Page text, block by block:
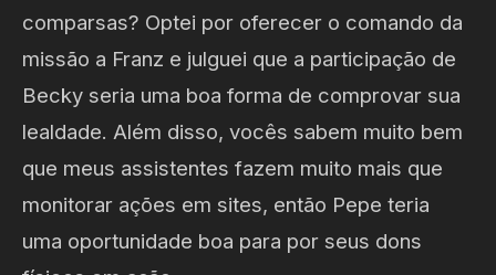
comparsas? Optei por oferecer o comando da
missão a Franz e julguei que a participação de
Becky seria uma boa forma de comprovar sua
lealdade. Além disso, vocês sabem muito bem
que meus assistentes fazem muito mais que
monitorar ações em sites, então Pepe teria
uma oportunidade boa para por seus dons